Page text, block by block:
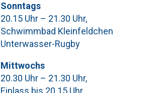
Sonntags
20.15 Uhr – 21.30 Uhr,
Schwimmbad Kleinfeldchen
Unterwasser-Rugby
Mittwochs
20.30 Uhr – 21.30 Uhr,
Einlass bis 20.15 Uhr